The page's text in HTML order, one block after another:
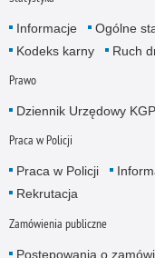
Informacje Ogólne
Kodeks karny
Ruch
Prawo
Dziennik Urzędowy KGP
Praca w Policji
Praca w Policji
Rekrutacja
Zamówienia publiczne
Postępowania o